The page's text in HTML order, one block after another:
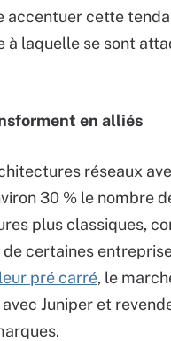
accentuer cette
laquelle se sont
en alliés
réseaux
30 % le nombre
plus classiques,
certaines
pré carré, le
Juniper et